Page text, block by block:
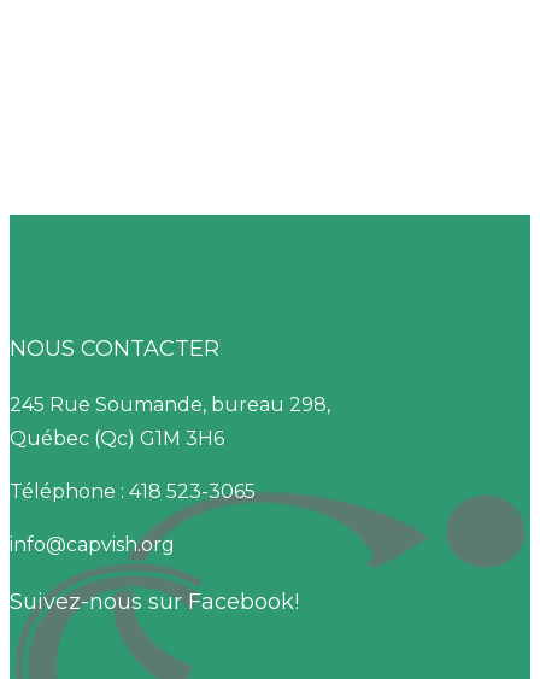
NOUS CONTACTER
245 Rue Soumande, bureau 298,
Québec (Qc) G1M 3H6
Téléphone : 418 523-3065
info@capvish.org
Suivez-nous sur Facebook!